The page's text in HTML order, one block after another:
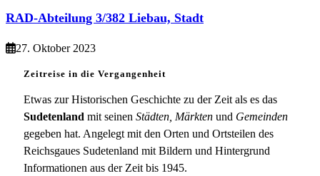
RAD-Abteilung 3/382 Liebau, Stadt
27. Oktober 2023
Zeitreise in die Vergangenheit
Etwas zur Historischen Geschichte zu der Zeit als es das
Sudetenland mit seinen Städten, Märkten und Gemeinden
gegeben hat. Angelegt mit den Orten und Ortsteilen des
Reichsgaues Sudetenland mit Bildern und Hintergrund
Informationen aus der Zeit bis 1945.